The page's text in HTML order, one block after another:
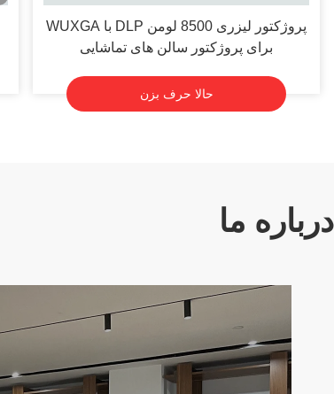
پروژکتور لیزری 8500 لومن DLP با WUXGA
برای پروژکتور سالن های تماشایی
حالا حرف بزن
درباره ما